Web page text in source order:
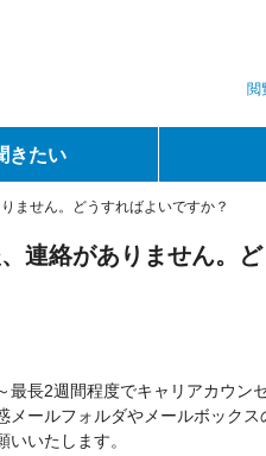
閲
きたい
ません。どうすればよいですか？
連絡がありません。
長2週間程度でキャリアカウン
メールフォルダやメールボックス
いたします。